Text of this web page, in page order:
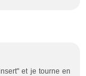
et je tourne en